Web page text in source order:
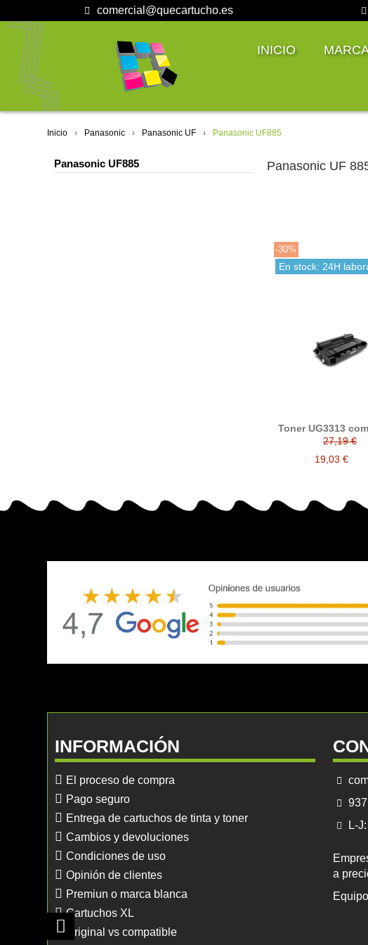
comercial@quecartucho.es
INICIO
Inicio Panasonic Panasonic UF Panasonic UF885
Panasonic UF885 Panasonic UF
-30%
En stock: 24H
Toner UG3313
al toner original
UG-3313
27,19 €
19,03 €
INFORMACIÓN
El proceso de compra
Pago seguro
Entrega de cartuchos de tinta y toner
Cambios y devoluciones
Condiciones de uso
Opinión de clientes
Premiun o marca blanca
Cartuchos XL
Original vs compatible
L-
a